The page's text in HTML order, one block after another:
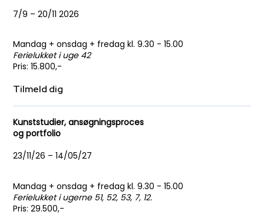
7/9 – 20/11 2026
Mandag + onsdag + fredag kl. 9.30 - 15.00
Ferielukket i uge 42
​Pris​: 15.800,-
Tilmeld dig
Kunststudier, ansøgningsproces
og portfolio
23/11/26 – 14/05/27
Mandag + onsdag + fredag kl. 9.30 - 15.00
Ferielukket i ugerne 51, 52, 53, 7, 12.
​Pris​: 29.500,-